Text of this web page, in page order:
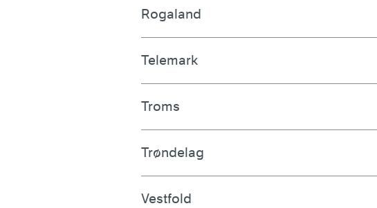
Rogaland
Telemark
Troms
Trøndelag
Vestfold